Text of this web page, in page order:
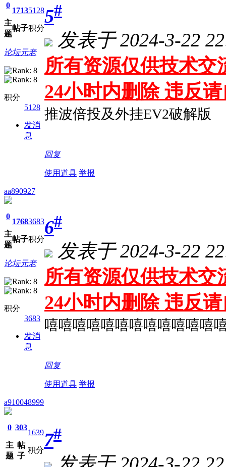
0
主
题
1713
帖子
5128
积分
论坛元老
积分
5128
发消
息
5#
发表于 2024-3-22
所有资源仅供技术交
24小时内删除 违反
推波倍投及外挂EV2破解版
回复
使用道具 举报
aa890927
0
主
题
1768
帖子
3683
积分
论坛元老
积分
3683
发消
息
6#
发表于 2024-3-22
所有资源仅供技术交
24小时内删除 违反
嘻嘻嘻嘻嘻嘻嘻嘻嘻嘻嘻嘻
回复
使用道具 举报
a910048999
0
主
题
303
帖
子
1639
积分7#